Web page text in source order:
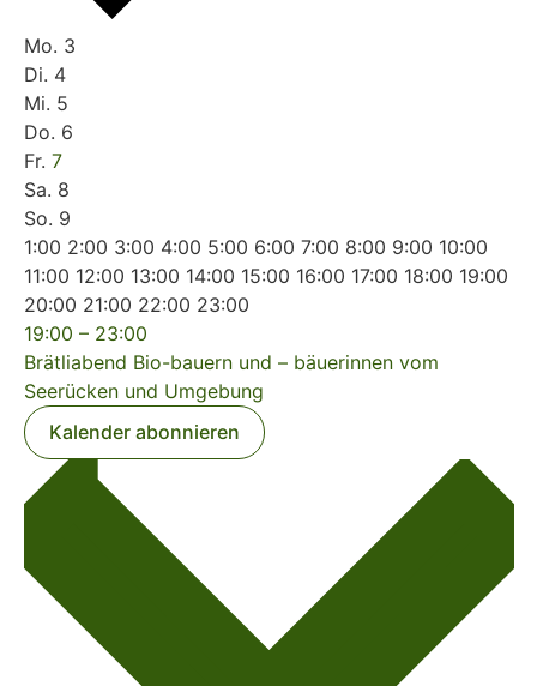
Woche
von
Veranstaltungen
Mo. 3
Di. 4
Mi. 5
Do. 6
Fr. 7
Sa. 8
So. 9
0:00
1:00 2:00 3:00 4:00 5:00 6:00 7:00 8:00 9:00 10:00
11:00 12:00 13:00 14:00 15:00 16:00 17:00 18:00 19:00
20:00 21:00 22:00 23:000:00
Montag,
August
3,
2026
No
events
on
this
day.
Dienstag,
August
4,
2026
No
events
on
this
day.
Mittwoch,
August
5,
2026
No
events
on
this
day.
Donnerstag,
August
6,
2026
No
events
on
this
day.
Freitag,
August
7,
2026
August
7,
2026
19:00 – 23:00
Brätliabend Bio-bauern und – bäuerinnen vom
Seerücken und Umgebung
Samstag,
August
8,
2026
No
events
on
this
Sonntag,
August
9,
2026
No
events
on
this
Kalender abonnieren